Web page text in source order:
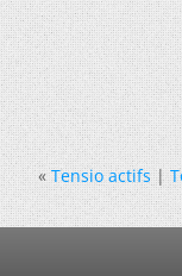
« Tensio actifs|